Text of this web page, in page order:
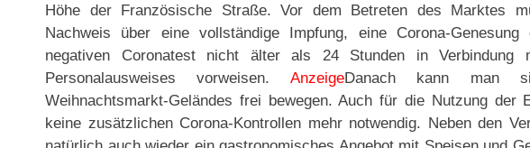
Höhe der Französische Straße. Vor dem Betreten des Marktes
Nachweis über eine vollständige Impfung, eine Corona-
negativen Coronatest nicht älter als 24 Stunden in Verbindung
Personalausweises vorweisen. AnzeigeDanach kann man
Weihnachtsmarkt-Geländes frei bewegen. Auch für die Nutzung der
keine zusätzlichen Corona-Kontrollen mehr notwendig. Neben den